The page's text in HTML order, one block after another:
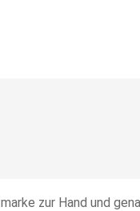
zur Hand und